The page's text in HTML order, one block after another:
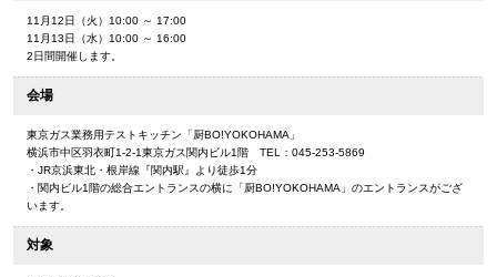
11月12日（火）10:00 ～ 17:00
11月13日（水）10:00 ～ 16:00
2日間開催します。
会場
東京ガス業務用テストキッチン「厨BO!YOKOHAMA」
横浜市中区羽衣町1-2-1東京ガス関内ビル1階 TEL：045-253-5869
・JR京浜東北・根岸線『関内駅』より徒歩1分
・関内ビル1階の総合エントランスの横に「厨BO!YOKOHAMA」のエントランスがござ
います。
対象